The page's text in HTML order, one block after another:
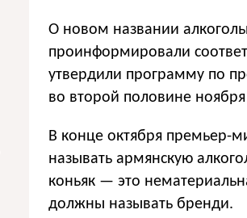
О новом названии
проинформировали
утвердили программу по
во второй половине ноября
В конце октября премьер-
называть армянскую
коньяк — это
должны называть бренди.